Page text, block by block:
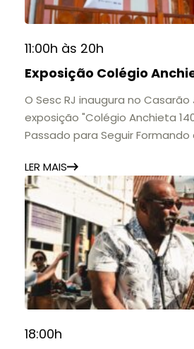
11:00h às 20h
Exposição Colégio
O Sesc RJ inaugura no Casarão
exposição "Colégio Anchieta
Passado para Seguir Formando
importantes instituições de
Friburgo e do Brasil.
A mostra convida o público a
do Colégio Anchieta por meio
histórias e marcos que
contribuição para a educação,
formação de gerações.
📍 Casarão Julius Arp
📅 Até 30 de setembro
LER MAIS
18:00h